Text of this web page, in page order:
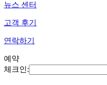
뉴스 센터
고객 후기
연락하기
예약
체크인: